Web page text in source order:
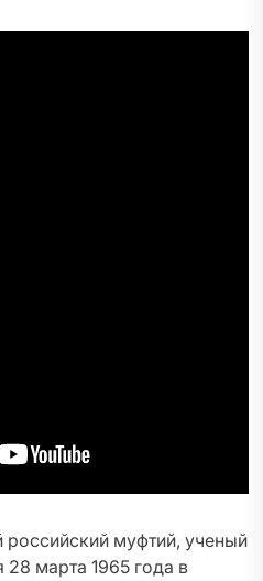
муфтий, ученый
28 марта 1965 года в